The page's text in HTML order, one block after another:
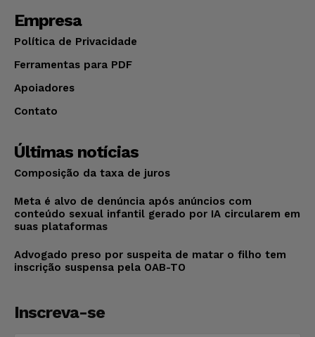
Empresa
Política de Privacidade
Ferramentas para PDF
Apoiadores
Contato
Últimas notícias
Composição da taxa de juros
Meta é alvo de denúncia após anúncios com
conteúdo sexual infantil gerado por IA circularem em
suas plataformas
Advogado preso por suspeita de matar o filho tem
inscrição suspensa pela OAB-TO
Inscreva-se